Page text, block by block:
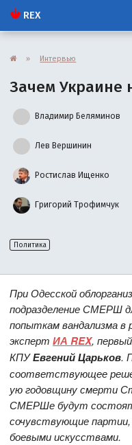
REX
» Интервью
Зачем
Владимир Беляминов
Лев Вершинин
Ростислав Ищенко
Григорий Трофимчук
Политика
При Одесской
подразделение СМЕРШ
попыткам вандализма в
экспертИА REX,
КПУЕвгений Царьков.
соответствующее
ую годовщину смерти
СМЕРШе будут
сочувствующие
боевыми искусствами.